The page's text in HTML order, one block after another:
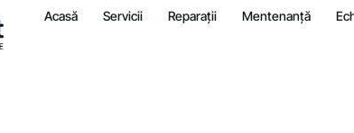
Acasă Servicii Reparații Mentenanță